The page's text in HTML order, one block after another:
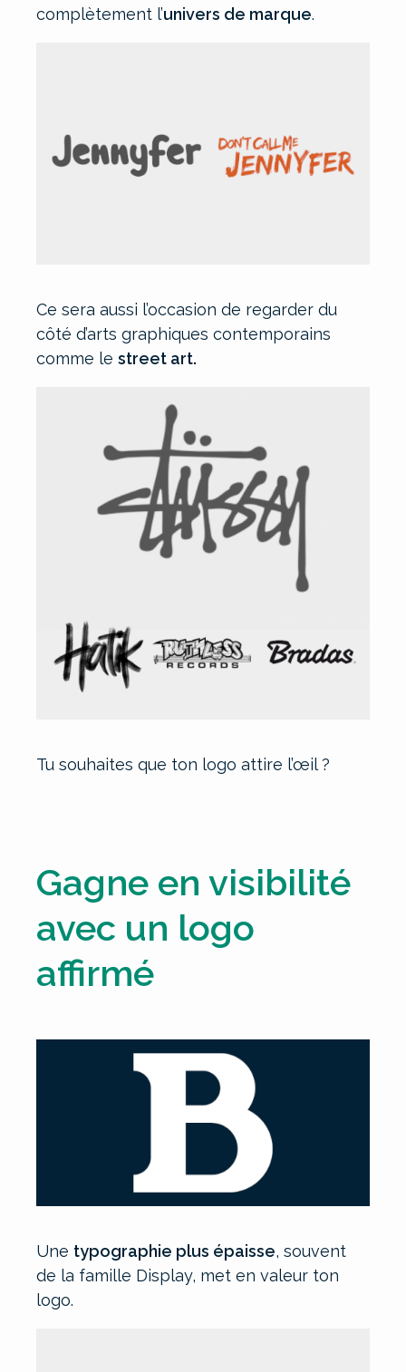
complètement l’univers de marque.
Ce sera aussi l’occasion de regarder du
côté d’arts graphiques contemporains
comme lestreet art.
Tu souhaites que ton logo attire l’œil ?
Gagne en visibilité
avec un logo
affirmé
Une typographie plus épaisse, souvent
de la famille Display, met en valeur ton
logo.